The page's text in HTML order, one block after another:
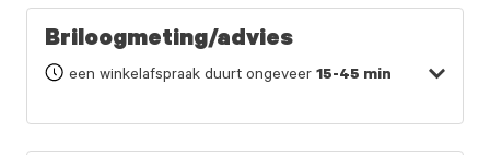
Briloogmeting/advies
een winkelafspraak duurt ongeveer 15-45 min